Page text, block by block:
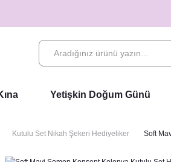
Yetişkin Doğum Günü
Kutulu Set Nikah Şekeri Hediyeliker Soft